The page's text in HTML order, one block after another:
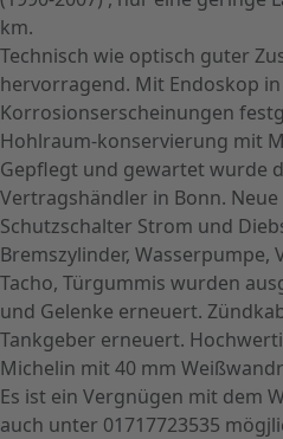
km.
Technisch wie optisch guter
hervorragend. Mit Endoskop
Korrosionserscheinungen
Hohlraum-konservierung mit
Gepflegt und gewartet wurde
Vertragshändler in Bonn.
Schutzschalter Strom und
Bremszylinder, Wasserpumpe,
Tacho, Türgummis wurden
und Gelenke erneuert.
Tankgeber erneuert.
Michelin mit 40 mm
Es ist ein Vergnügen mit dem
auch unter 01717723535